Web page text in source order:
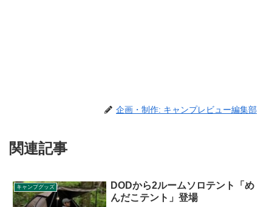
企画・制作: キャンプレビュー編集部
関連記事
キャンプグッズ
DODから2ルームソロテント「め
んだこテント」登場